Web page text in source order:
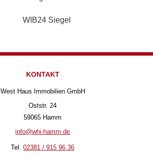
KONTAKT
West Haus Immobilien GmbH
Oststr. 24
59065 Hamm
info@whi-hamm.de
Tel.02381 / 915 96 36